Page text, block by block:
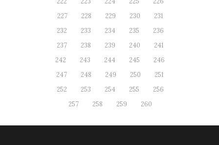
227
228 229 230
231
232
233 234 235
236
237
238 239 240
241
242
243 244 245
246
247
248 249 250
251
252
253 254 255
256
257
258 259 260